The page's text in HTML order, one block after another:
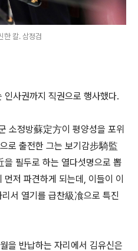
한 칼. 삼정검
사권까지 직권으로 행사했다.
소정방蘇定方이 평양성을 포위
로 출전한 그는 보기감步騎監
필두로 하는 열다섯명으로 뽑
저 파견하게 되는데, 이들이 이
서 열기를 급찬級飡으로 특진
을 반납하는 자리에서 김유신은